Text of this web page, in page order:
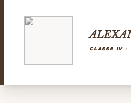
CLASSE IV -